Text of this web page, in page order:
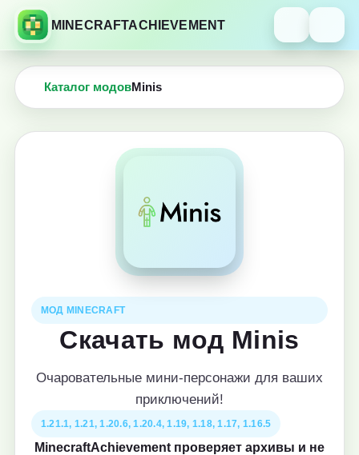
MINECRAFTACHIEVEMENT
Каталог модовMinis
МОД MINECRAFT
Скачать мод Minis
Очаровательные мини-персонажи для ваших
приключений!
1.21.1, 1.21, 1.20.6, 1.20.4, 1.19, 1.18, 1.17, 1.16.5
MinecraftAchievement проверяет архивы и не